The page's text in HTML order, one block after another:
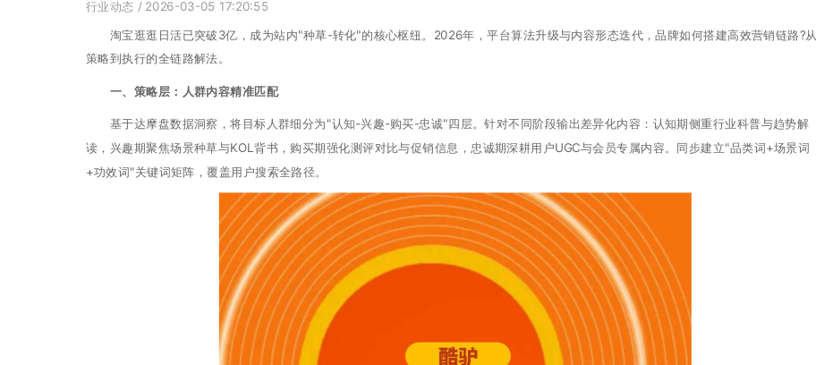
行业动态 / 2026-03-05 17:20:55
淘宝逛逛日活已突破3亿，成为站内"种草-转化"的核心枢纽。2026年，平台算法升级与内容形态迭代，品牌如何搭建高效营销链路?从
策略到执行的全链路解法。
一、策略层：人群内容精准匹配
基于达摩盘数据洞察，将目标人群细分为"认知-兴趣-购买-忠诚"四层。针对不同阶段输出差异化内容：认知期侧重行业科普与趋势解
读，兴趣期聚焦场景种草与KOL背书，购买期强化测评对比与促销信息，忠诚期深耕用户UGC与会员专属内容。同步建立"品类词+场景词
+功效词"关键词矩阵，覆盖用户搜索全路径。